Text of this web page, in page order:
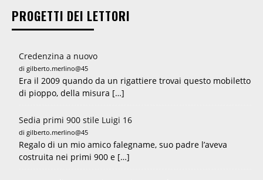
PROGETTI DEI LETTORI
Credenzina a nuovo
di gilberto.merlino@45
Era il 2009 quando da un rigattiere trovai questo mobiletto
di pioppo, della misura […]
Sedia primi 900 stile Luigi 16
di gilberto.merlino@45
Regalo di un mio amico falegname, suo padre l’aveva
costruita nei primi 900 e […]